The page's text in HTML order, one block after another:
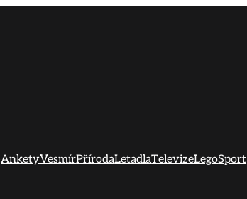
AnketyVesmírPřírodaLetadlaTelevizeLegoSport